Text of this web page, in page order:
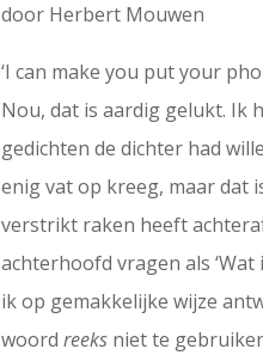
door Herbert Mouwen
‘I can make you put your
Nou, dat is aardig gelukt. Ik
gedichten de dichter had
enig vat op kreeg, maar dat
verstrikt raken heeft
achterhoofd vragen als ‘Wat
ik op gemakkelijke wijze
woordreeks niet te